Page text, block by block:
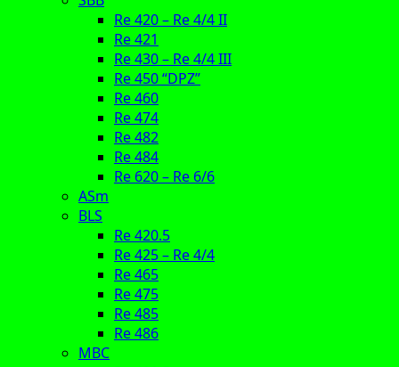
Re 420 – Re 4/4 II
Re 421
Re 430 – Re 4/4 III
Re 450 “DPZ”
Re 460
Re 474
Re 482
Re 484
Re 620 – Re 6/6
ASm
BLS
Re 420.5
Re 425 – Re 4/4
Re 465
Re 475
Re 485
Re 486
MBC